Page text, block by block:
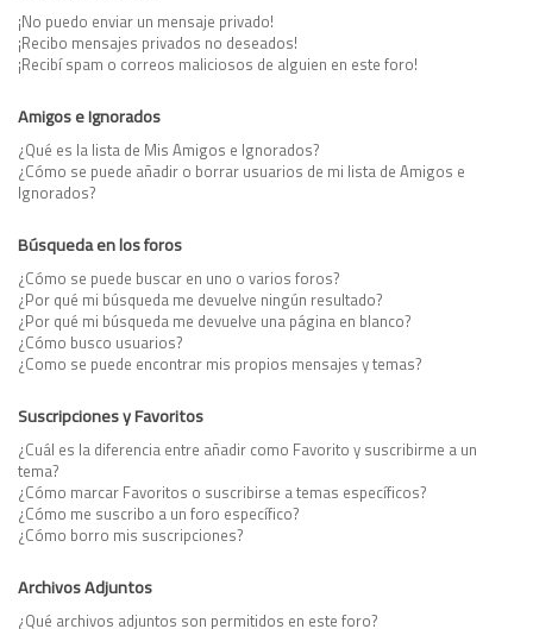
¡No puedo enviar un mensaje privado!
¡Recibo mensajes privados no deseados!
¡Recibí spam o correos maliciosos de alguien en este foro!
Amigos e Ignorados
¿Qué es la lista de Mis Amigos e Ignorados?
¿Cómo se puede añadir o borrar usuarios de mi lista de Amigos e
Ignorados?
Búsqueda en los foros
¿Cómo se puede buscar en uno o varios foros?
¿Por qué mi búsqueda me devuelve ningún resultado?
¿Por qué mi búsqueda me devuelve una página en blanco?
¿Cómo busco usuarios?
¿Como se puede encontrar mis propios mensajes y temas?
Suscripciones y Favoritos
¿Cuál es la diferencia entre añadir como Favorito y suscribirme a un
tema?
¿Cómo marcar Favoritos o suscribirse a temas específicos?
¿Cómo me suscribo a un foro específico?
¿Cómo borro mis suscripciones?
Archivos Adjuntos
¿Qué archivos adjuntos son permitidos en este foro?